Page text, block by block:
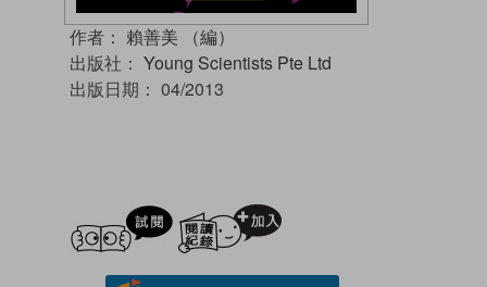
作者： 賴善美 （編）
出版社： Young Scientists Pte Ltd
出版日期： 04/2013
試閲